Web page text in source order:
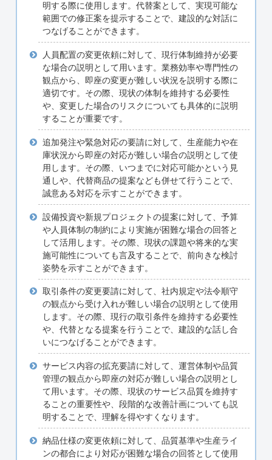
明する際に使用します。代替案として、実現可能な
範囲での修正案を提示することで、建設的な対話に
つなげることができます。
人員配置の変更依頼に対して、現行体制維持が必要
な場合の説明として用います。業務効率や専門性の
観点から、即座の変更が難しい状況を説明する際に
適切です。その際、現状の体制を維持する必要性
や、変更した場合のリスクについても具体的に説明
することが重要です。
追加発注や緊急対応の要請に対して、生産能力や在
庫状況から即座の対応が難しい場合の説明として使
用します。その際、いつまでに対応可能かという見
通しや、代替商品の提案なども併せて行うことで、
誠意ある対応を示すことができます。
設備投資や新規プロジェクトの提案に対して、予算
や人員体制の制約により実施が困難な場合の回答と
して活用します。その際、現状の課題や将来的な実
施可能性についても言及することで、前向きな検討
姿勢を示すことができます。
取引条件の変更要請に対して、社内規定や法令順守
の観点から受け入れが難しい場合の説明として使用
します。その際、現行の取引条件を維持する必要性
や、代替となる提案を行うことで、建設的な話し合
いにつなげることができます。
サービス内容の拡充要請に対して、運営体制や品質
管理の観点から即座の対応が難しい場合の説明とし
て用います。その際、現状のサービス品質を維持す
ることの重要性や、段階的な改善計画についても説
明することで、理解を得やすくなります。
納品仕様の変更依頼に対して、品質基準や生産ライ
ンの都合により対応が困難な場合の回答として使用